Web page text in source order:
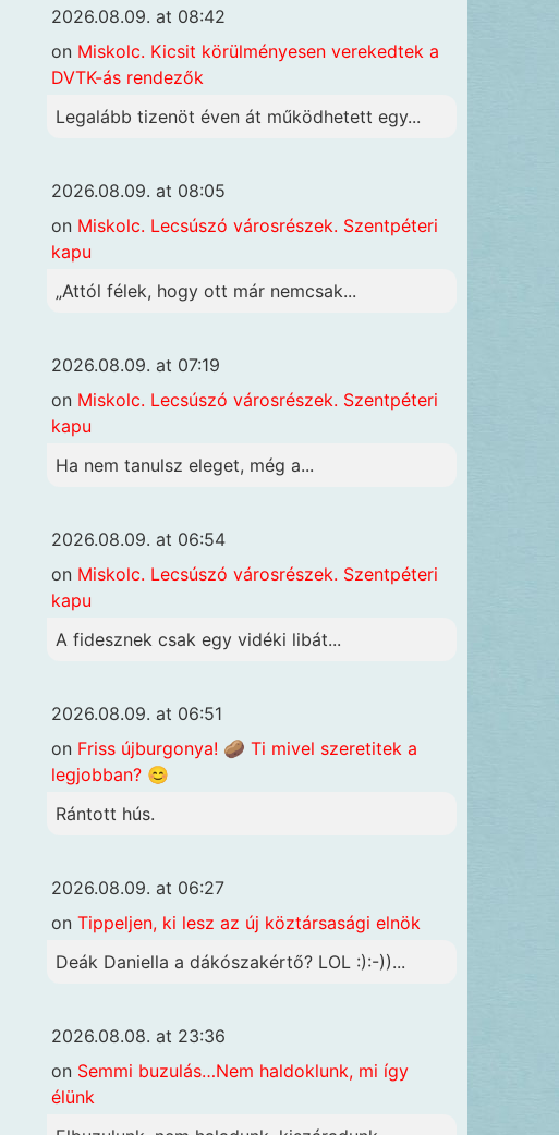
2026.08.09. at 08:42
on Miskolc. Kicsit körülményesen verekedtek a
DVTK-ás rendezők
Legalább tizenöt éven át működhetett egy...
2026.08.09. at 08:05
on Miskolc. Lecsúszó városrészek. Szentpéteri
kapu
„Attól félek, hogy ott már nemcsak...
2026.08.09. at 07:19
on Miskolc. Lecsúszó városrészek. Szentpéteri
kapu
Ha nem tanulsz eleget, még a...
2026.08.09. at 06:54
on Miskolc. Lecsúszó városrészek. Szentpéteri
kapu
A fidesznek csak egy vidéki libát...
2026.08.09. at 06:51
on Friss újburgonya! 🥔 Ti mivel szeretitek a
legjobban? 😊
Rántott hús.
2026.08.09. at 06:27
on Tippeljen, ki lesz az új köztársasági elnök
Deák Daniella a dákószakértő? LOL :):-))...
2026.08.08. at 23:36
on Semmi buzulás…Nem haldoklunk, mi így
élünk